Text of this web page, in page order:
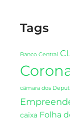
Tags
Banco Central
câmara dos
caixa Folha